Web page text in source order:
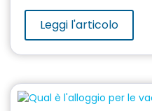
Leggi l'articolo